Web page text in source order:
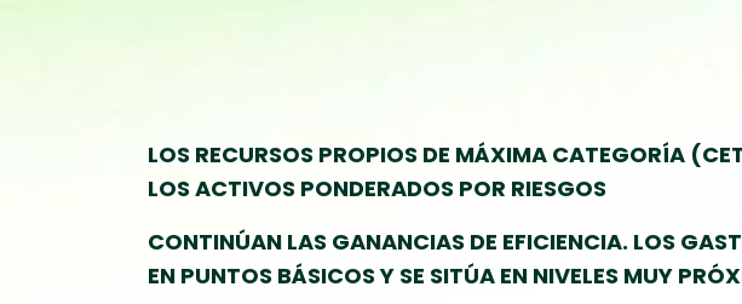
LOS RECURSOS PROPIOS DE MÁXIMA CATEGORÍA
LOS ACTIVOS PONDERADOS POR RIESGOS
CONTINÚAN LAS GANANCIAS DE EFICIENCIA. LOS
EN PUNTOS BÁSICOS Y SE SITÚA EN NIVELES MUY